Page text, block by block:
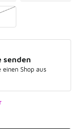
senden
einen Shop aus